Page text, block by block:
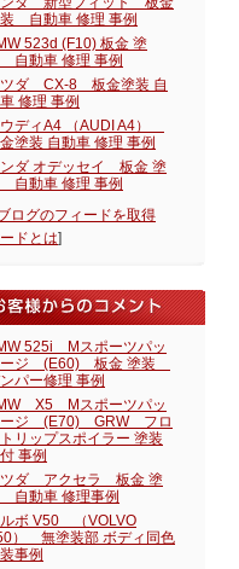
自動車 修理 事例
523d (F10) 板金 塗
自動車 修理 事例
ツダ CX-8 板金塗装 自
修理 事例
ディA4 （AUDI A4）
塗装 自動車 修理 事例
ダ オデッセイ 板金 塗
自動車 修理 事例
ログのフィードを取得
ドとは]
525i Mスポーツパッ
ージ (E60) 板金 塗装
パー修理 事例
X5 Mスポーツパッ
ージ (E70) GRW フロ
リップスポイラー 塗装
事例
ツダ アクセラ 板金 塗
自動車 修理事例
ボ V50 （VOLVO
） 無塗装部 ボディ同色
事例